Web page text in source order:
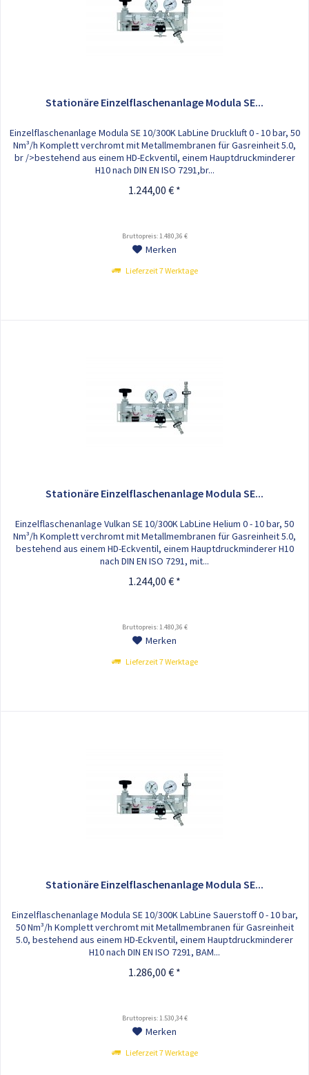
Stationäre Einzelflaschenanlage Modula SE...
Einzelflaschenanlage Modula SE 10/300K LabLine Druckluft 0 - 10 bar, 50
Nm³/h Komplett verchromt mit Metallmembranen für Gasreinheit 5.0,
br />bestehend aus einem HD-Eckventil, einem Hauptdruckminderer
H10 nach DIN EN ISO 7291,br...
1.244,00 € *
Bruttopreis: 1.480,36 €
Merken
Lieferzeit 7 Werktage
Stationäre Einzelflaschenanlage Modula SE...
Einzelflaschenanlage Vulkan SE 10/300K LabLine Helium 0 - 10 bar, 50
Nm³/h Komplett verchromt mit Metallmembranen für Gasreinheit 5.0,
bestehend aus einem HD-Eckventil, einem Hauptdruckminderer H10
nach DIN EN ISO 7291, mit...
1.244,00 € *
Bruttopreis: 1.480,36 €
Merken
Lieferzeit 7 Werktage
Stationäre Einzelflaschenanlage Modula SE...
Einzelflaschenanlage Modula SE 10/300K LabLine Sauerstoff 0 - 10 bar,
50 Nm³/h Komplett verchromt mit Metallmembranen für Gasreinheit
5.0, bestehend aus einem HD-Eckventil, einem Hauptdruckminderer
H10 nach DIN EN ISO 7291, BAM...
1.286,00 € *
Bruttopreis: 1.530,34 €
Merken
Lieferzeit 7 Werktage